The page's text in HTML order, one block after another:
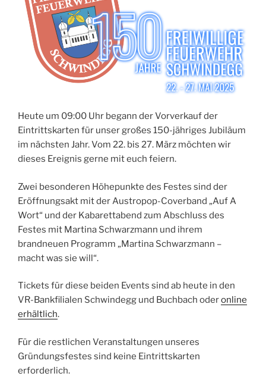
Heute um 09:00 Uhr begann der Vorverkauf der
Eintrittskarten für unser großes 150-jähriges Jubiläum
im nächsten Jahr. Vom 22. bis 27. März möchten wir
dieses Ereignis gerne mit euch feiern.
Zwei besonderen Höhepunkte des Festes sind der
Eröffnungsakt mit der Austropop-Coverband „Auf A
Wort“ und der Kabarettabend zum Abschluss des
Festes mit Martina Schwarzmann und ihrem
brandneuen Programm „Martina Schwarzmann –
macht was sie will“.
Tickets für diese beiden Events sind ab heute in den
VR-Bankfilialen Schwindegg und Buchbach oderonline
erhältlich.
Für die restlichen Veranstaltungen unseres
Gründungsfestes sind keine Eintrittskarten
erforderlich.